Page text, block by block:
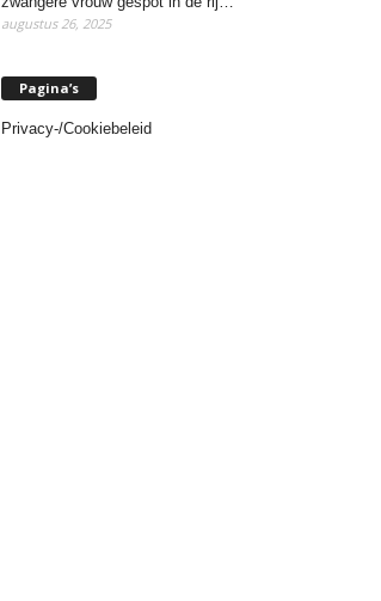
augustus 26, 2025
Pagina’s
Privacy-/Cookiebeleid